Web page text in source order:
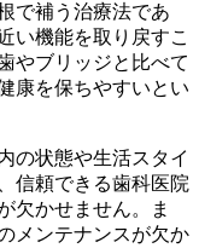
で補う治療法であ
い機能を取り戻すこ
やブリッジと比べて
康を保ちやすいとい
の状態や生活スタイ
信頼できる歯科医院
欠かせません。ま
メンテナンスが欠か